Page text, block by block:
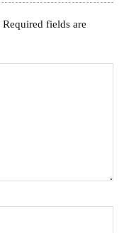
Required fields are